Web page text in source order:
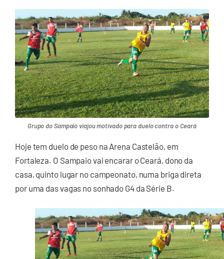
Grupo do Sampaio viajou motivado para duelo contra o Ceará
Hoje tem duelo de peso na Arena Castelão, em
Fortaleza. O Sampaio vai encarar o Ceará, dono da
casa, quinto lugar no campeonato, numa briga direta
por uma das vagas no sonhado G4 da Série B.